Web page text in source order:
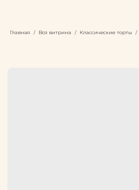
Главная Вся витрина Классические торты